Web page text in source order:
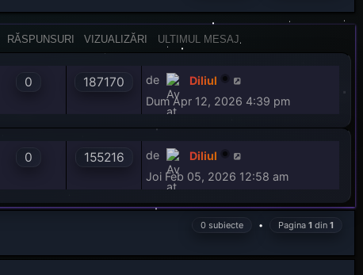
e
RĂSPUNSURI VIZUALIZĂRI ULTIMUL MESAJ
0 187170 de
Diliul
Dum Apr 12, 2026 4:39 pm
0 155216 de
Diliul
Joi Feb 05, 2026 12:58 am
0 subiecte • Pagina 1 din 1